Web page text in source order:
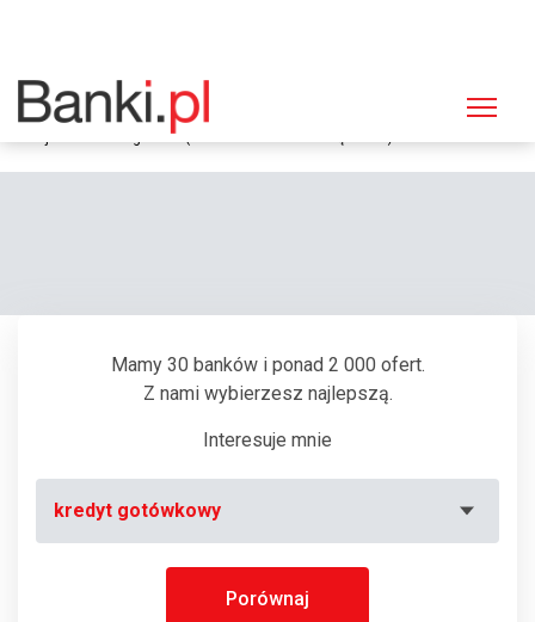
Strona główna
Bankomat Bank Polska Kasa Opieki (PEKAO SA), Poznań,
Wojciechowskiego 7-17 (Centrum Handlowe "Piątkowo")
Mamy 30 banków i ponad 2 000 ofert.
Z nami wybierzesz najlepszą.
Interesuje mnie
kredyt gotówkowy
Porównaj